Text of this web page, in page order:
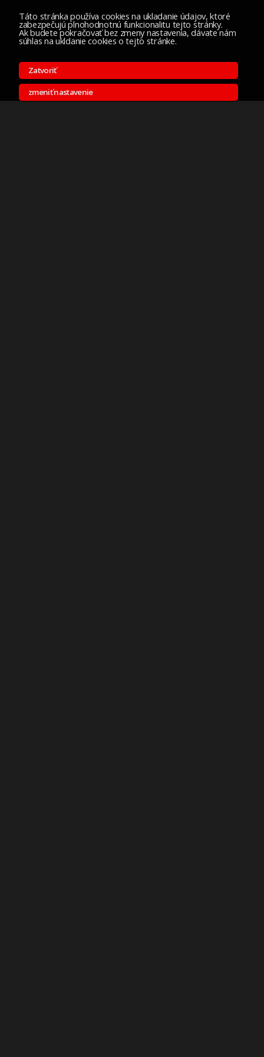
Táto stránka používa cookies na ukladanie údajov, ktoré
zabezpečujú plnohodnotnú funkcionalitu tejto stránky.
Ak budete pokračovať bez zmeny nastavenia, dávate nám
súhlas na ukldanie cookies o tejto stránke.
Zatvoriť
zmeniť nastavenie